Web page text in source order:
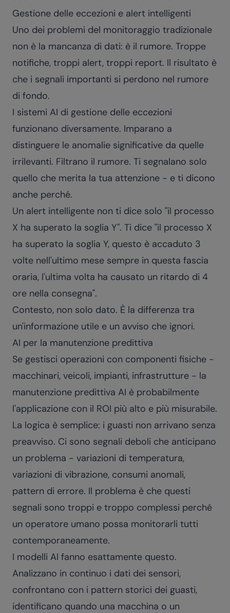
Gestione delle eccezioni e alert intelligenti
Uno dei problemi del monitoraggio tradizionale
non è la mancanza di dati: è il rumore. Troppe
notifiche, troppi alert, troppi report. Il risultato è
che i segnali importanti si perdono nel rumore
di fondo.
I sistemi AI di gestione delle eccezioni
funzionano diversamente. Imparano a
distinguere le anomalie significative da quelle
irrilevanti. Filtrano il rumore. Ti segnalano solo
quello che merita la tua attenzione - e ti dicono
anche perché.
Un alert intelligente non ti dice solo "il processo
X ha superato la soglia Y". Ti dice "il processo X
ha superato la soglia Y, questo è accaduto 3
volte nell'ultimo mese sempre in questa fascia
oraria, l'ultima volta ha causato un ritardo di 4
ore nella consegna".
Contesto, non solo dato. È la differenza tra
un'informazione utile e un avviso che ignori.
AI per la manutenzione predittiva
Se gestisci operazioni con componenti fisiche -
macchinari, veicoli, impianti, infrastrutture - la
manutenzione predittiva AI è probabilmente
l'applicazione con il ROI più alto e più misurabile.
La logica è semplice: i guasti non arrivano senza
preavviso. Ci sono segnali deboli che anticipano
un problema - variazioni di temperatura,
variazioni di vibrazione, consumi anomali,
pattern di errore. Il problema è che questi
segnali sono troppi e troppo complessi perché
un operatore umano possa monitorarli tutti
contemporaneamente.
I modelli AI fanno esattamente questo.
Analizzano in continuo i dati dei sensori,
confrontano con i pattern storici dei guasti,
identificano quando una macchina o un